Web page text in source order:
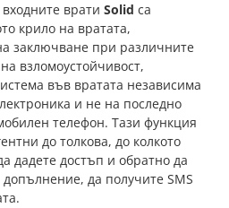
врати Solid са
крило на вратата,
заключване при различните
взломоустойчивост,
във вратата независима
и не на последно
телефон. Тази функция
до толкова, до колкото
дадете достъп и обратно да
да получите SMS